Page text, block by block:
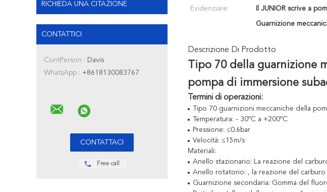
RICHIEDA UNA CITAZIONE
CONTATTICI
ContPerson : Davis
WhatsApp : +8618130083767
Free call
Evidenziare: Il JUNIOR scrive a
Guarnizione
Descrizione Di Prodotto
Tipo 70 della guarnizione
pompa di immersione
Termini di operazioni:
Tipo 70 guarnizioni meccaniche della
Temperatura: - 30ºC a +200ºC
Pressione: ≤0.6bar
Velocità: ≤15m/s
Materiali:
Anello stazionario: La reazione del
Anello rotatorio: , la reazione del
Guarnizione secondaria: Gomma del